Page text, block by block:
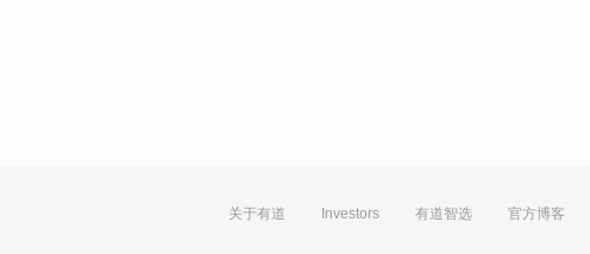
关于有道 Investors 有道智选 官方博客